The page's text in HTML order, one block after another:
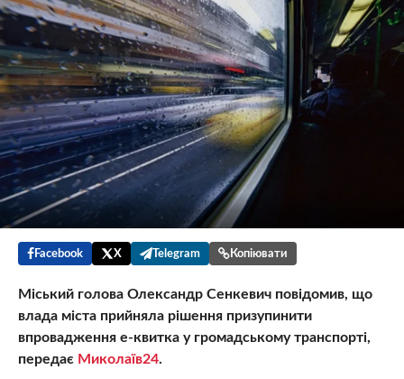
Facebook X Telegram Копіювати
Міський голова Олександр Сенкевич повідомив, що
влада міста прийняла рішення призупинити
впровадження е-квитка у громадському транспорті,
передає Миколаїв24.